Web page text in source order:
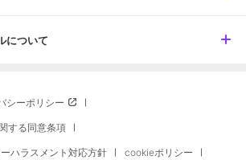
について
シーポリシー
する同意条項
ハラスメント対応方針 cookieポリシー